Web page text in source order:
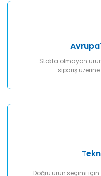
Stokta olmayan
sipariş
Doğru ürün seçimi